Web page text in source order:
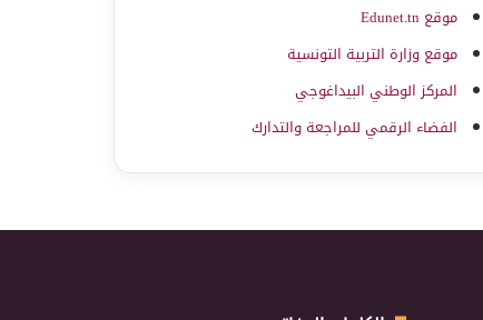
موقع Edunet.tn
موقع وزارة التربية التونسية
المركز الوطني البيداغوجي
الفضاء الرقمي للمراجعة والتدارك